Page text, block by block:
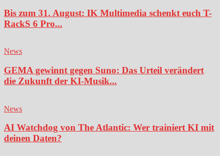
Bis zum 31. August: IK Multimedia schenkt euch T-
RackS 6 Pro...
News
GEMA gewinnt gegen Suno: Das Urteil verändert
die Zukunft der KI-Musik...
News
AI Watchdog von The Atlantic: Wer trainiert KI mit
deinen Daten?